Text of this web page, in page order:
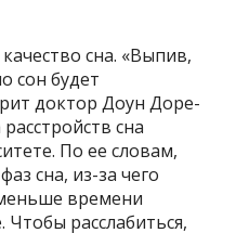
сна. «Выпив,
сон будет
доктор Доун Доре-
сна
По ее словам,
сна, из-за чего
времени
Чтобы расслабиться,